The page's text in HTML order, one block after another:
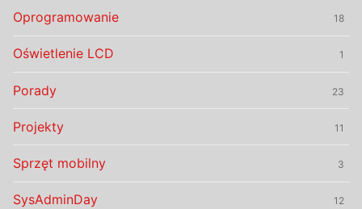
Oprogramowanie 18
Oświetlenie LCD 1
Porady 23
Projekty 11
Sprzęt mobilny 3
SysAdminDay 12